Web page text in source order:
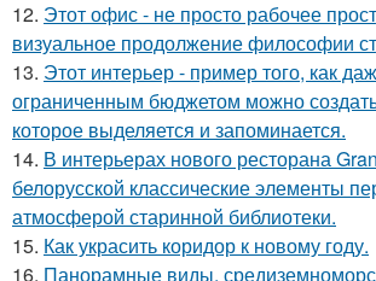
12. Этот офис - не просто рабочее
визуальное продолжение философии
13. Этот интерьер - пример того, как
ограниченным бюджетом можно
которое выделяется и запоминается.
14. В интерьерах нового ресторана
белорусской классические элементы
атмосферой старинной библиотеки.
15. Как украсить коридор к новому году.
16. Панорамные виды,